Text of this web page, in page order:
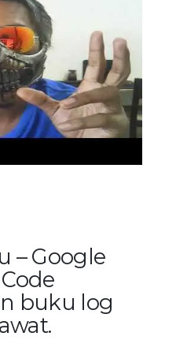
– Google
buku log